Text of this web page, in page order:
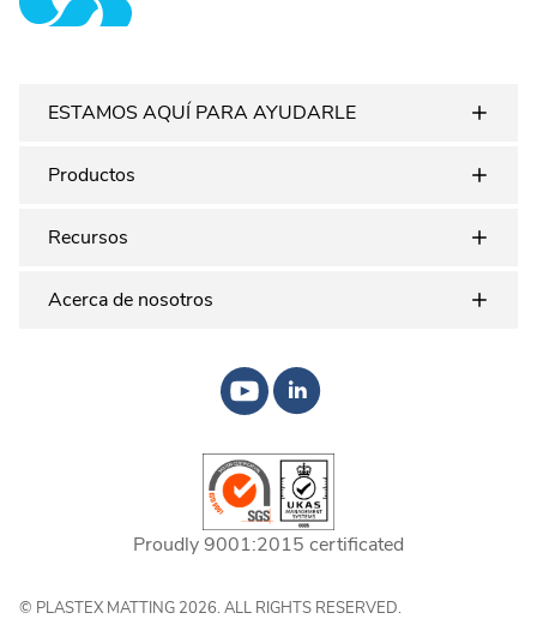
ESTAMOS AQUÍ PARA AYUDARLE
Productos
Recursos
Acerca de nosotros
Proudly 9001:2015 certificated
© PLASTEX MATTING 2026. ALL RIGHTS RESERVED.